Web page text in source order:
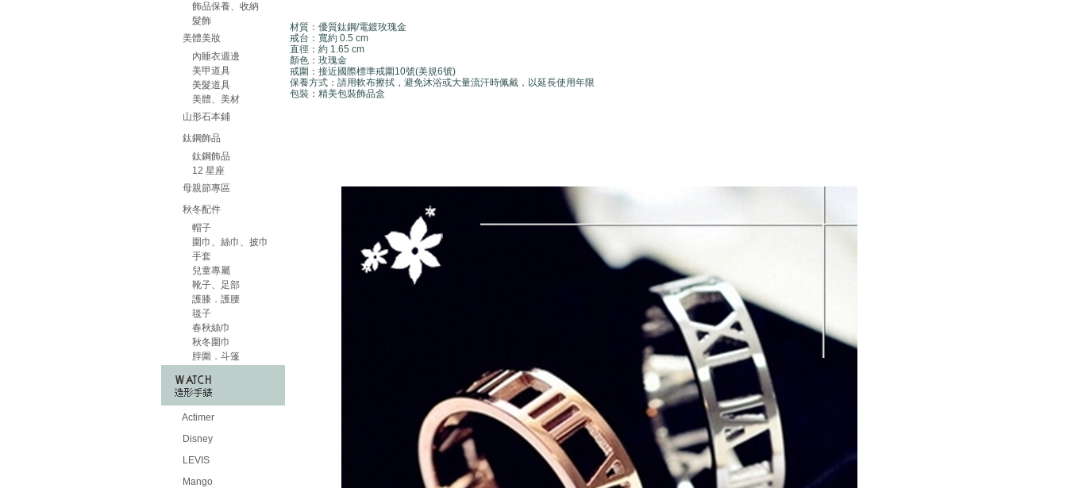
飾品保養、收納
髮飾
美體美妝
內睡衣週邊
美甲道具
美髮道具
美體、美材
山形石本鋪
鈦鋼飾品
鈦鋼飾品
12 星座
母親節專區
秋冬配件
帽子
圍巾、絲巾、披巾
手套
兒童專屬
靴子、足部
護膝．護腰
毯子
春秋絲巾
秋冬圍巾
脖圍．斗篷
Actimer
Disney
LEVIS
Mango
材質：優質鈦鋼/電鍍玫瑰金
戒台：寬約 0.5 cm
直徑：約 1.65 cm
顏色：玫瑰金
戒圍：接近國際標準戒圍10號(美規6號)
保養方式：請用軟布擦拭，避免沐浴或大量流汗時佩戴，以延長使用年限
包裝：精美包裝飾品盒